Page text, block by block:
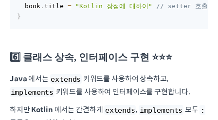
  book
. title = "Kotlin 장점에 대하여"
// setter 호출
}
6️⃣ 클래스 상속, 인터페이스 구현 ⭐️⭐️⭐️
Java에서는 extends 키워드를 사용하여 상속하고,
implements 키워드를 사용하여 인터페이스를 구현합니다.
하지만Kotlin 에서는 간결하게 extends, implements 모두 :